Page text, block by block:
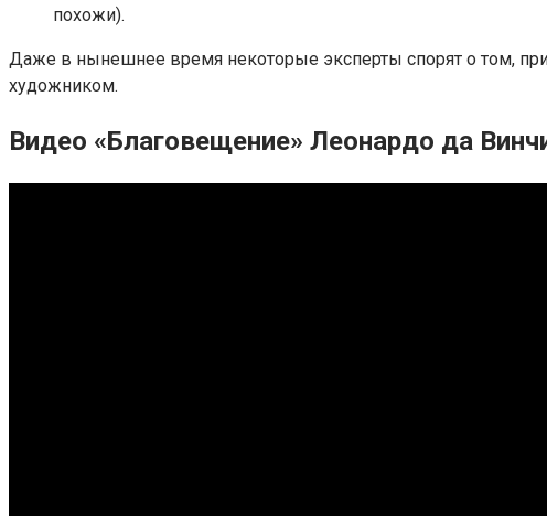
похожи).
Даже в нынешнее время некоторые эксперты спорят о том,
художником.
Видео «Благовещение» Леонардо да